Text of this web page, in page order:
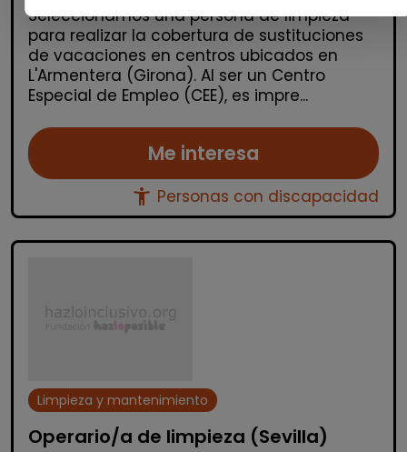
Seleccionamos una persona de limpieza
para realizar la cobertura de sustituciones
de vacaciones en centros ubicados en
L'Armentera (Girona). Al ser un Centro
Especial de Empleo (CEE), es impre...
Me interesa
accessibility_new Personas con discapacidad
Limpieza y mantenimiento
Operario/a de limpieza (Sevilla)